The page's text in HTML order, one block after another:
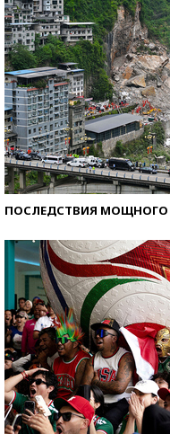
ПОСЛЕДСТВИЯ МОЩНОГО